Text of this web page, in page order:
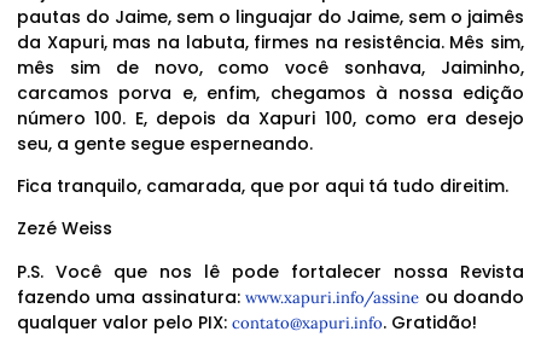
pautas do Jaime, sem o linguajar do Jaime, sem o jaimês
da Xapuri, mas na labuta, firmes na resistência. Mês sim,
mês sim de novo, como você sonhava, Jaiminho,
carcamos porva e, enfim, chegamos à nossa edição
número 100. E, depois da Xapuri 100, como era desejo
seu, a gente segue esperneando.
Fica tranquilo, camarada, que por aqui tá tudo direitim.
Zezé Weiss
P.S. Você que nos lê pode fortalecer nossa Revista
fazendo uma assinatura:www.xapuri.info/assine ou doando
qualquer valor pelo PIX: contato@xapuri.info. Gratidão!